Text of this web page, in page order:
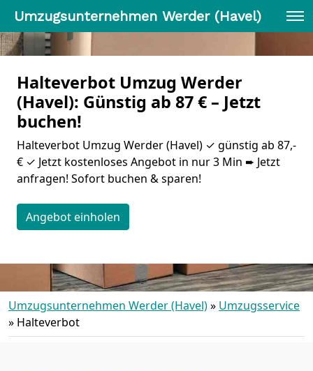
Umzugsunternehmen Werder (Havel)
Halteverbot Umzug Werder
(Havel): Günstig ab 87 € – Jetzt
buchen!
Halteverbot Umzug Werder (Havel) ✓ günstig ab 87,-
€ ✓ Jetzt kostenloses Angebot in nur 3 Min ➨ Jetzt
anfragen! Sofort buchen & sparen!
Angebot einholen
Umzugsunternehmen Werder (Havel)» Umzugsservice
» Halteverbot